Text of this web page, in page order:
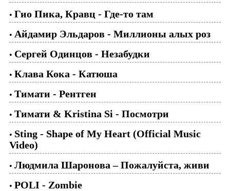
• Гио Пика, Кравц - Где-то там
• Айдамир Эльдаров - Миллионы алых роз
• Сергей Одинцов - Незабудки
• Клава Кока - Катюша
• Тимати - Рентген
• Тимати & Kristina Si - Посмотри
• Sting - Shape of My Heart (Official Music
Video)
• Людмила Шаронова – Пожалуйста, живи
• POLI - Zombie